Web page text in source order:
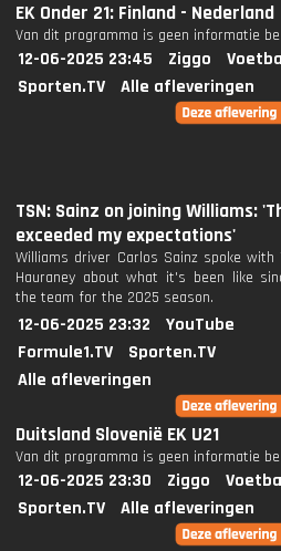
EK Onder 21: Finland - Nederland
Van dit programma is geen informatie
12-06-2025 23:45 Ziggo
Sporten.TV
Alle afleveringen
TSN: Sainz on joining Williams:
exceeded my expectations'
Williams driver Carlos Sainz spoke with
Hauraney about what it's been like
the team for the 2025 season.
12-06-2025 23:32
YouTube
Formule1.TV
Sporten.TV
Alle afleveringen
Duitsland Slovenië EK U21
Van dit programma is geen informatie
12-06-2025 23:30 Ziggo
Sporten.TV
Alle afleveringen